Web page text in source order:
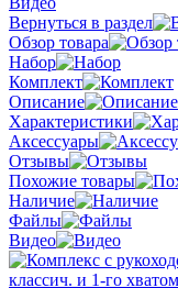
Вернуться в раздел
Обзор товара
Набор
Комплект
Описание
Характеристики
Аксессуары
Отзывы
Похожие товары
Наличие
Файлы
Видео